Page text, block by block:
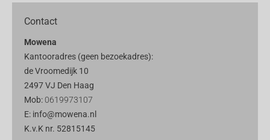
Contact
Mowena
Kantooradres (geen bezoekadres):
de Vroomedijk 10
2497 VJ Den Haag
Mob: 0619973107
E: info@mowena.nl
K.v.K nr. 52815145